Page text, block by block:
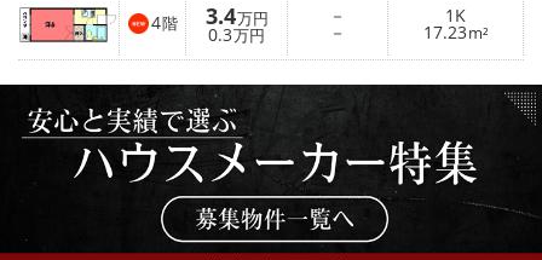
4階 3.4万円
0.3万円
－
－
1K
17.23m²